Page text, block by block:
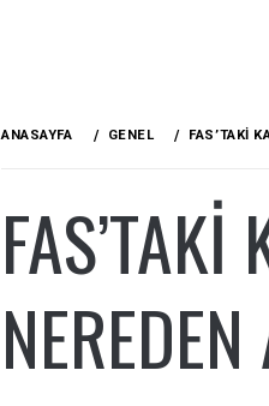
ANASAYFA GENEL FAS’TAKI